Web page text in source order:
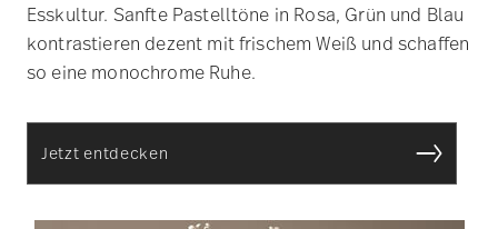
Esskultur. Sanfte Pastelltöne in Rosa, Grün und Blau
kontrastieren dezent mit frischem Weiß und schaffen
so eine monochrome Ruhe.
Jetzt entdecken